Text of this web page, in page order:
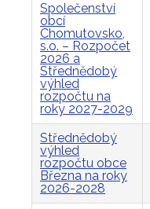
Společenství
obcí
Chomutovsko,
s.o. – Rozpočet
2026 a
Střednědobý
výhled
rozpočtu na
roky 2027-2029
Střednědobý
výhled
rozpočtu obce
Března na roky
2026-2028